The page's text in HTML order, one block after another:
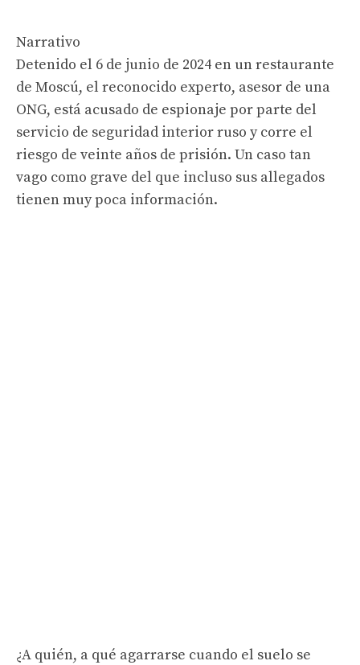
Narrativo
Detenido el 6 de junio de 2024 en un restaurante
de Moscú, el reconocido experto, asesor de una
ONG, está acusado de espionaje por parte del
servicio de seguridad interior ruso y corre el
riesgo de veinte años de prisión. Un caso tan
vago como grave del que incluso sus allegados
tienen muy poca información.
¿A quién, a qué agarrarse cuando el suelo se